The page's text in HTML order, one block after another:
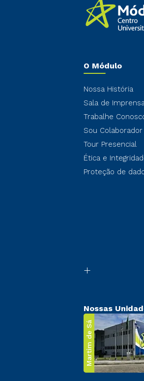
O Módulo
Nossa História
Sala de
Trabalhe
Sou Colaborador
Tour Presencial
Ética e
Proteção de
Nossas
Martim de Sá